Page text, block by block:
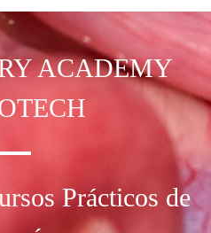
ACADEMY
Prácticos de